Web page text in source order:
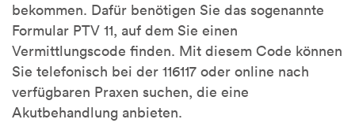
bekommen. Dafür benötigen Sie das sogenannte
Formular PTV 11, auf dem Sie einen
Vermittlungscode finden. Mit diesem Code können
Sie telefonisch bei der 116117 oder online nach
verfügbaren Praxen suchen, die eine
Akutbehandlung anbieten.